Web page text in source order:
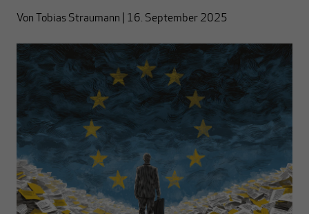
Von Tobias Straumann 16. September 2025